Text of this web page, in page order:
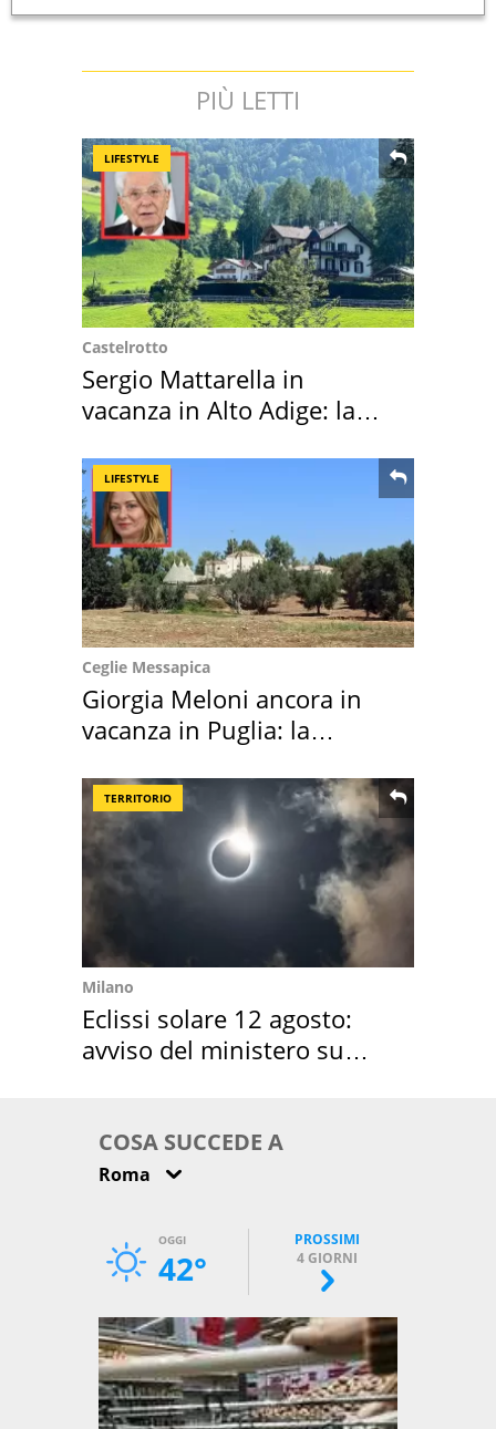
PIÙ LETTI
LIFESTYLE
Castelrotto
Sergio Mattarella in
vacanza in Alto Adige: la
LIFESTYLE
Ceglie Messapica
Giorgia Meloni ancora in
vacanza in Puglia: la
TERRITORIO
Milano
Eclissi solare 12 agosto:
avviso del ministero su